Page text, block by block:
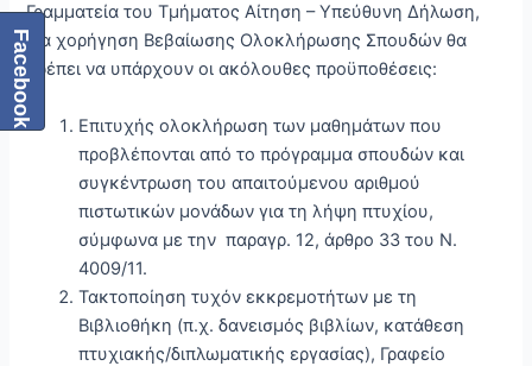
Γραμματεία του Τμήματος Αίτηση – Υπεύθυνη Δήλωση,
για χορήγηση Βεβαίωσης Ολοκλήρωσης Σπουδών θα
πρέπει να υπάρχουν οι ακόλουθες προϋποθέσεις:
Επιτυχής ολοκλήρωση των μαθημάτων που
προβλέπονται από το πρόγραμμα σπουδών και
συγκέντρωση του απαιτούμενου αριθμού
πιστωτικών μονάδων για τη λήψη πτυχίου,
σύμφωνα με την παραγρ. 12, άρθρο 33 του Ν.
4009/11.
Τακτοποίηση τυχόν εκκρεμοτήτων με τη
Βιβλιοθήκη (π.χ. δανεισμός βιβλίων, κατάθεση
πτυχιακής/διπλωματικής εργασίας), Γραφείο
Facebook